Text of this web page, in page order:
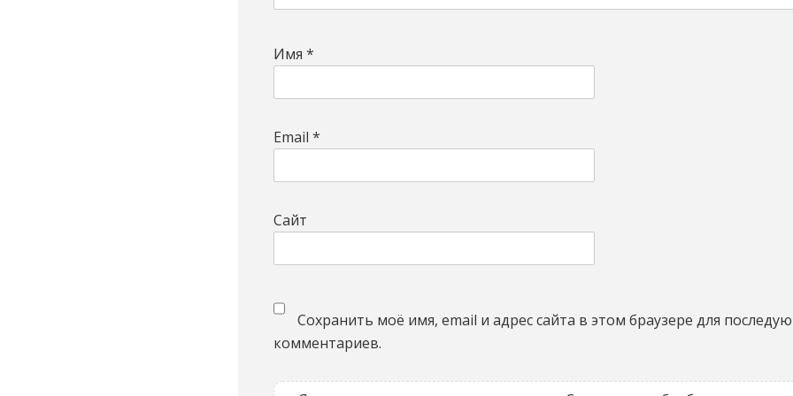
Имя *
Email *
Сайт
Сохранить моё имя, email и адрес сайта в этом браузере для
комментариев.